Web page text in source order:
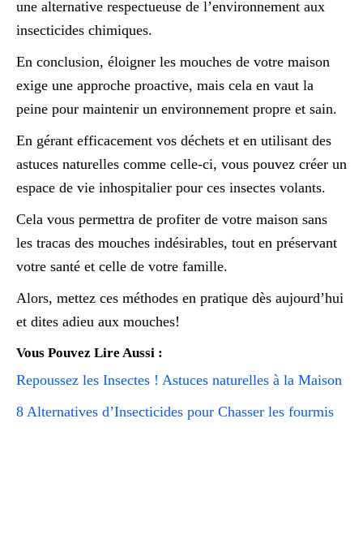
une alternative respectueuse de l’environnement aux
insecticides chimiques.
En conclusion, éloigner les mouches de votre maison
exige une approche proactive, mais cela en vaut la
peine pour maintenir un environnement propre et sain.
En gérant efficacement vos déchets et en utilisant des
astuces naturelles comme celle-ci, vous pouvez créer un
espace de vie inhospitalier pour ces insectes volants.
Cela vous permettra de profiter de votre maison sans
les tracas des mouches indésirables, tout en préservant
votre santé et celle de votre famille.
Alors, mettez ces méthodes en pratique dès aujourd’hui
et dites adieu aux mouches!
Vous Pouvez Lire Aussi :
Repoussez les Insectes ! Astuces naturelles à la Maison
8 Alternatives d’Insecticides pour Chasser les fourmis